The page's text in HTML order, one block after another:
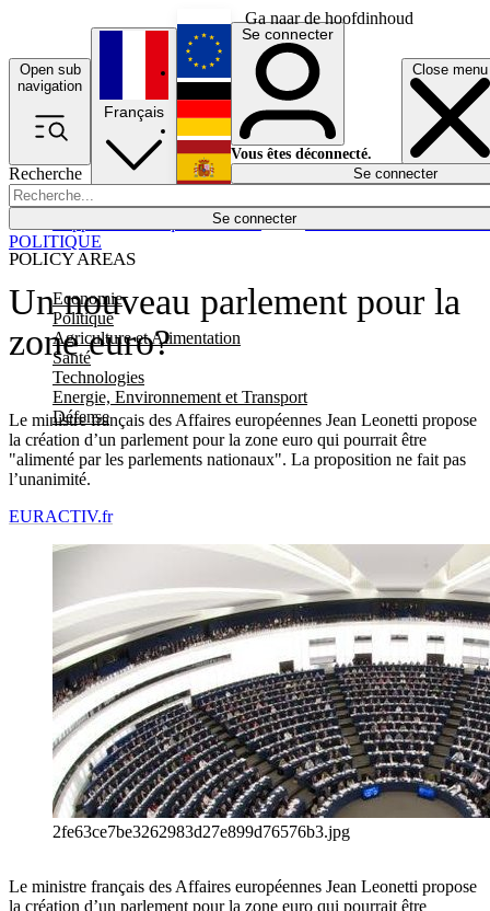
Ga naar de hoofdinhoud
Open sub
navigation
Close menu
Recherche
Se connecter
POLICY AREAS
Economie
Politique
Agriculture et Alimentation
Santé
Technologies
Energie, Environnement et Transport
Défense
Économie
Français
English
Deutsch
Español
Se connecter
Vous êtes déconnecté.
Se connecter
Un nouveau parlement pour la
zone euro?
Le ministre français des Affaires européennes Jean Leonetti propose
la création d’un parlement pour la zone euro qui pourrait être
"alimenté par les parlements nationaux". La proposition ne fait pas
l’unanimité.
POLITIQUE
EURACTIV.fr
2fe63ce7be3262983d27e899d76576b3.jpg
Le ministre français des Affaires européennes Jean Leonetti propose
la création d’un parlement pour la zone euro qui pourrait être